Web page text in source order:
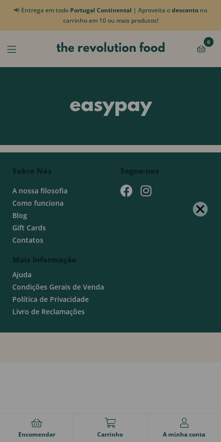
📢 Entrega em todo Portugal Continental | Aproveita odesconto no
carrinho em 10 ou mais produtos!
0
easypay
Sobre Nós
A nossa filosofia
Como funciona
Blog
Gift Cards
Contatos
Mais Informação
Ajuda
Condições Gerais de Venda
Política de Privacidade
Livro de Reclamações
Segue-nos
Encomendar Carrinho A minha conta